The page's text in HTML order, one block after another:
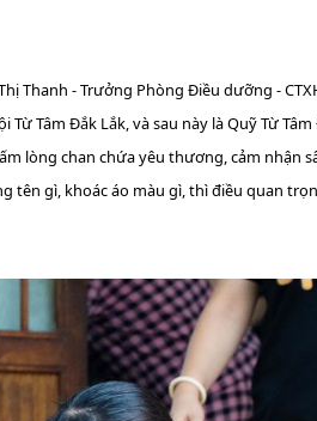
Thanh - Trưởng Phòng Điều dưỡng -
Tâm Đắk Lắk, và sau này là Quỹ Từ
lòng chan chứa yêu thương, cảm nhận
tên gì, khoác áo màu gì, thì điều quan